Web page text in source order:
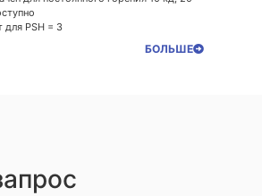
для PSH = 3
БОЛЬШЕ